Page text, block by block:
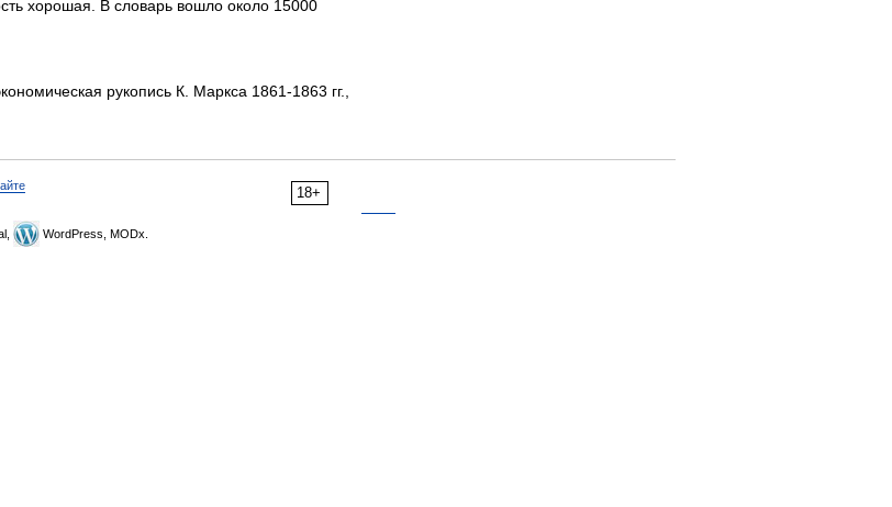
хорошая. В словарь вошло около 15000
рукопись К. Маркса 1861-1863 гг.,
18+
WordPress, MODx.